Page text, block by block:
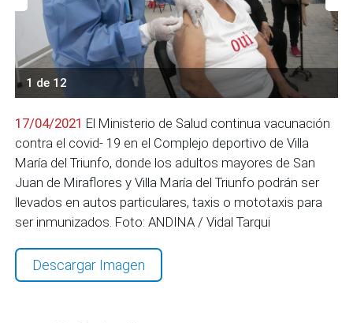
1 de 12
17/04/2021 El Ministerio de Salud continua vacunación
contra el covid- 19 en el Complejo deportivo de Villa
María del Triunfo, donde los adultos mayores de San
Juan de Miraflores y Villa María del Triunfo podrán ser
llevados en autos particulares, taxis o mototaxis para
ser inmunizados. Foto: ANDINA / Vidal Tarqui
Descargar Imagen